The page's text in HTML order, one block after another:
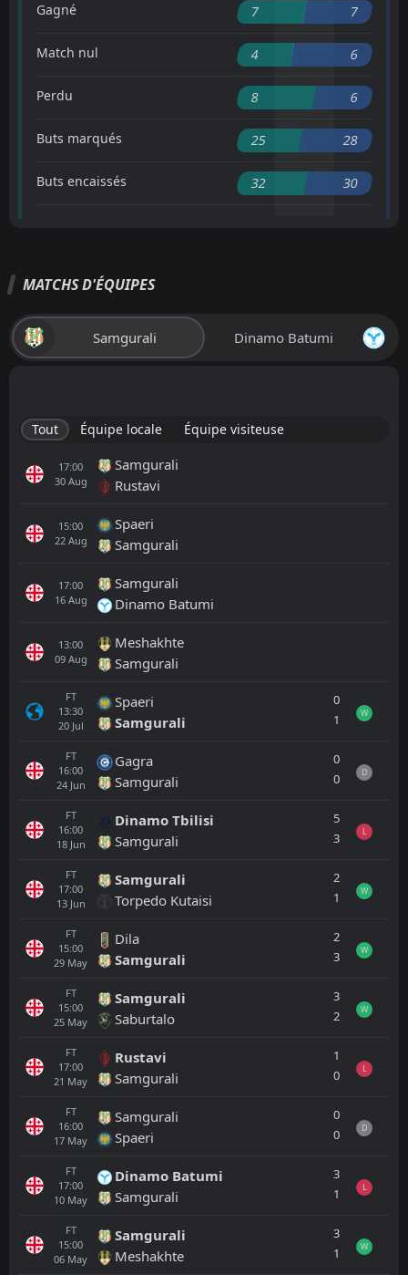
Gagné 7 7
Match nul 4 6
Perdu 8 6
Buts marqués 25 28
Buts encaissés 32 30
MATCHS D'ÉQUIPES
Samgurali Dinamo Batumi
Tout Équipe locale Équipe visiteuse
17:00
30 Aug
Samgurali
Rustavi
15:00
22 Aug
Spaeri
Samgurali
17:00
16 Aug
Samgurali
Dinamo Batumi
13:00
09 Aug
Meshakhte
Samgurali
FT
13:30
20 Jul
Spaeri
Samgurali
0
1
W
FT
16:00
24 Jun
Gagra
Samgurali
0
0
D
FT
16:00
18 Jun
Dinamo Tbilisi
Samgurali
5
3
L
FT
17:00
13 Jun
Samgurali
Torpedo Kutaisi
2
1
W
FT
15:00
29 May
Dila
Samgurali
2
3
W
FT
15:00
25 May
Samgurali
Saburtalo
3
2
W
FT
17:00
21 May
Rustavi
Samgurali
1
0
L
FT
16:00
17 May
Samgurali
Spaeri
0
0
D
FT
17:00
10 May
Dinamo Batumi
Samgurali
3
1
L
FT
15:00
06 May
Samgurali
Meshakhte
3
1
W